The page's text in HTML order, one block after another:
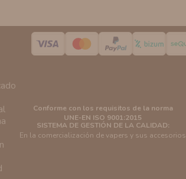
Conforme con los requisitos de la norma
UNE-EN ISO 9001:2015
SISTEMA DE GESTIÓN DE LA CALIDAD:
En la comercialización de vapers y sus accesorios